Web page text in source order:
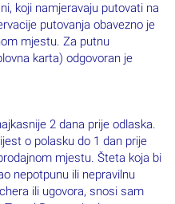
koji namjeravaju putovati na
putovanja obavezno je
mjestu. Za putnu
karta) odgovoran je
2 dana prije odlaska.
o polasku do 1 dan prije
mjestu. Šteta koja bi
nepotpunu ili nepravilnu
ili ugovora, snosi sam